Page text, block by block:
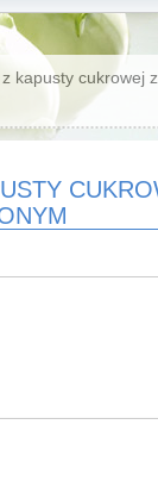
kapusty cukrowej